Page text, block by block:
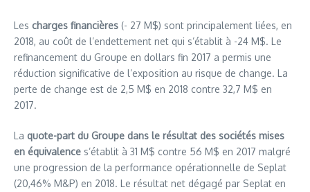
Les charges financières (- 27 M$) sont principalement liées, en
2018, au coût de l’endettement net qui s’établit à -24 M$. Le
refinancement du Groupe en dollars fin 2017 a permis une
réduction significative de l’exposition au risque de change. La
perte de change est de 2,5 M$ en 2018 contre 32,7 M$ en
2017.
La quote-part du Groupe dans le résultat des sociétés mises
en équivalence s’établit à 31 M$ contre 56 M$ en 2017 malgré
une progression de la performance opérationnelle de Seplat
(20,46% M&P) en 2018. Le résultat net dégagé par Seplat en